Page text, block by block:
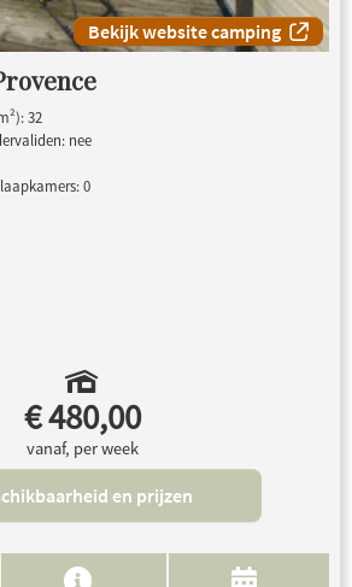
Bekijk website camping
32
nee
0
€ 480,00
vanaf, per week
en prijzen